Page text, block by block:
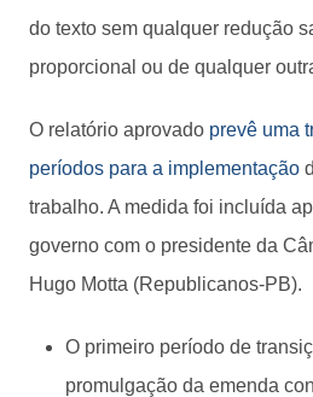
do texto sem qualquer redução
proporcional ou de qualquer
O relatório aprovado prevê uma
períodos para a implementação
trabalho. A medida foi incluída
governo com o presidente da
Hugo Motta (Republicanos-PB).
O primeiro período de
promulgação da emenda